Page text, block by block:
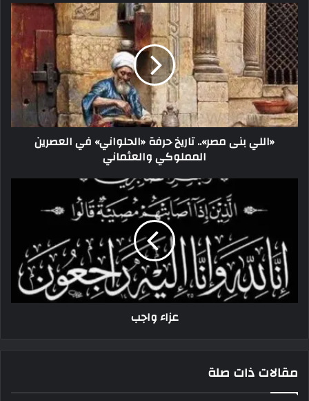
«اللي بنى مصر».. تاريخ حرفة «الحلواني» في العصرين
المملوكي والعثماني
عزاء واجب
مقالات ذات صلة